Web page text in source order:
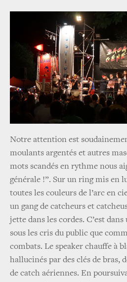
Notre attention est
moulants argentés et autres
mots scandés en rythme nous
générale !”. Sur un ring mis en
toutes les couleurs de l’arc en
un gang de catcheurs et
jette dans les cordes. C’est
sous les cris du public que
combats. Le speaker chauffe à
hallucinés par des clés de bras,
de catch aériennes. En